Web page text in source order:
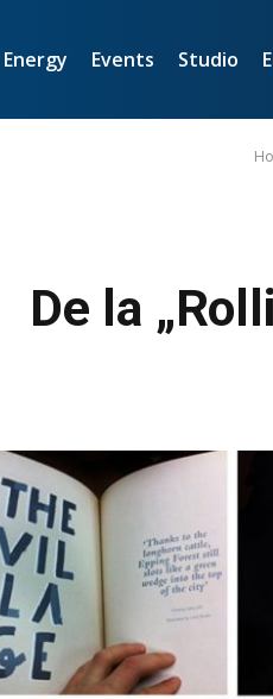
Energy Events Studio
De la